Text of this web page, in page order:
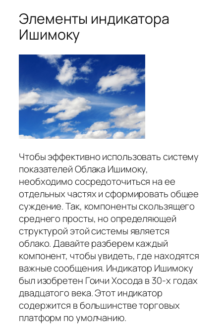
Элементы индикатора
Ишимоку
Чтобы эффективно использовать систему
показателей Облака Ишимоку,
необходимо сосредоточиться на ее
отдельных частях и сформировать общее
суждение. Так, компоненты скользящего
среднего просты, но определяющей
структурой этой системы является
облако. Давайте разберем каждый
компонент, чтобы увидеть, где находятся
важные сообщения. Индикатор Ишимоку
был изобретен Гоичи Хосода в 30-х годах
двадцатого века. Этот индикатор
содержится в большинстве торговых
платформ по умолчанию.